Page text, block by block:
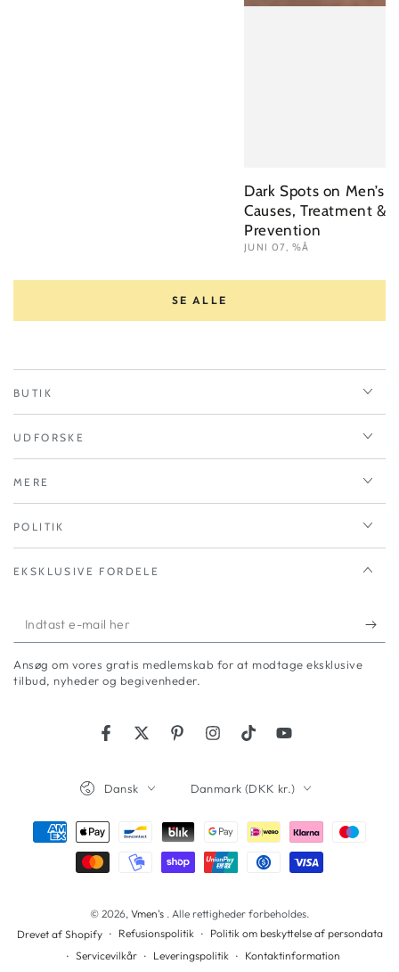
Dark Spots on Men’s
Causes, Treatment
Prevention
JUNI 07, %Å
SE ALLE
BUTIK
UDFORSKE
MERE
POLITIK
EKSKLUSIVE FORDELE
Indtast
e-
mail
Ansøg om vores gratis medlemskab for at modtage eksklusive
tilbud, nyheder og begivenheder.
FacebookTwitterPinterestInstagramTikTokYouTube
© 2026, Vmen's . Alle rettigheder forbeholdes.
Drevet af Shopify
Refusionspolitik
Politik om beskyttelse af persondata
Servicevilkår
Leveringspolitik
Kontaktinformation
Dansk Danmark (DKK kr.)
Betalingsmetoder